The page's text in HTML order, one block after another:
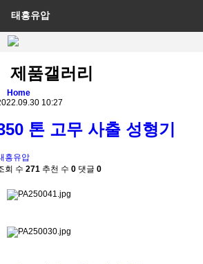
태흥유압
제품갤러리
Home
10:27
톤 고무 사출 성형기
흥유압
회 수 271 추천 수 0 댓글 0